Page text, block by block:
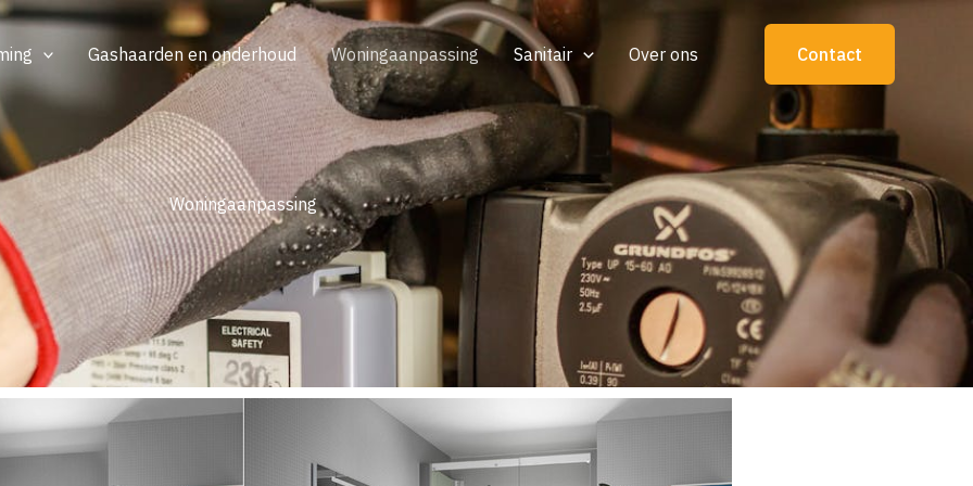
Gashaarden en onderhoud Woningaanpassing Sanitair Over ons Contact
Woningaanpassing